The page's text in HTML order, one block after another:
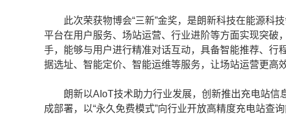
此次荣获物博会“三新”金奖，是朗新科技在能源科
平台在用户服务、场站运营、行业进阶等方面实现突破
手，能够与用户进行精准对话互动，具备智能推荐、行
据选址、智能定价、智能运维等服务，让场站运营更高
朗新以AIoT技术助力行业发展，创新推出充电站信
成部署，以“永久免费模式”向行业开放高精度充电站查